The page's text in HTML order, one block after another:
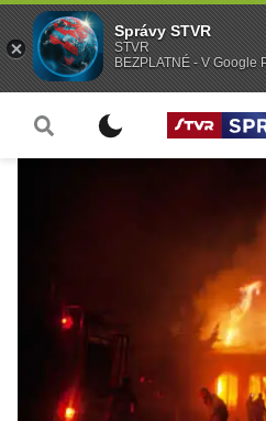
Správy STVR
STVR
BEZPLATNÉ - V Google